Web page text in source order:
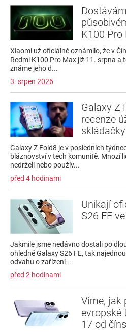
K100 Pro
Xiaomi už oficiálně oznámilo, že v
Redmi K100 Pro Max již 11. srpna a
známe jeho d...
3. srpen 2026
Galaxy Z
recenze
Galaxy Z Fold8 je v posledních
bláznovství v tech komunitě. Mnozí
nedrželi nebo použív...
před 4 hodinami
Unikají
S26 FE
Jakmile jsme nedávno dostali po
ohledně Galaxy S26 FE, tak
odvahu o zařízení ...
před 2 hodinami
Víme, jak
evropské
17 od